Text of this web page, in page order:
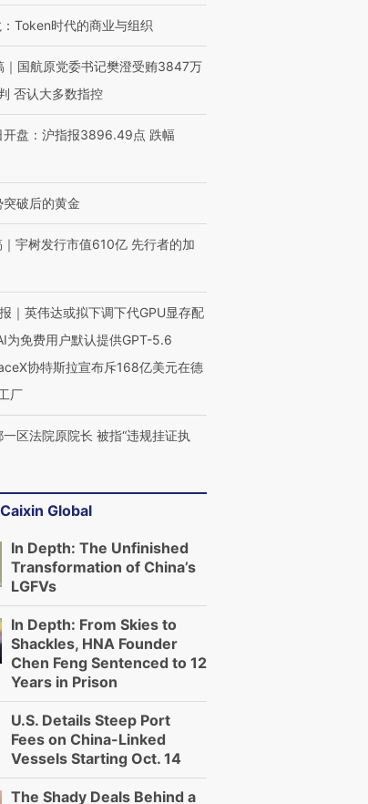
Token时代的商业与组织
｜国航原党委书记樊澄受贿3847万
否认大多数指控
开盘：沪指报3896.49点 跌幅
突破后的黄金
宇树发行市值610亿 先行者的加
｜英伟达或拟下调下代GPU显存配
为免费用户默认提供GPT-5.6
协特斯拉宣布斥168亿美元在德
厂
一区法院原院长 被指“违规挂证执
Global
In Depth: The Unfinished
Transformation of China’s
LGFVs
In Depth: From Skies to
Shackles, HNA Founder
Chen Feng Sentenced to 12
Years in Prison
U.S. Details Steep Port
Fees on China-Linked
Vessels Starting Oct. 14
The Shady Deals Behind a